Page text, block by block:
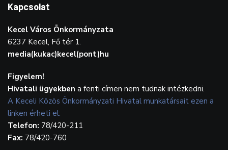
Kapcsolat
Kecel Város Önkormányzata
6237 Kecel, Fő tér 1.
media(kukac)kecel(pont)hu
Figyelem!
Hivatali ügyekben a fenti címen nem tudnak intézkedni.
A Keceli Közös Önkormányzati Hivatal munkatársait ezen a
linken érheti el:
Telefon: 78/420-211
Fax: 78/420-760